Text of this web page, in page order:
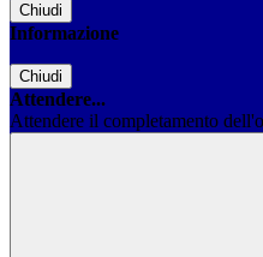
Chiudi
Informazione
Chiudi
Attendere...
Attendere il completamento